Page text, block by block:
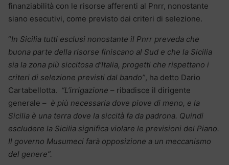
finanziabilità con le risorse afferenti al Pnrr, nonostante
siano esecutivi, come previsto dai criteri di selezione.
“In Sicilia tutti esclusi nonostante il Pnrr preveda che
buona parte della risorse finiscano al Sud e che la Sicilia
sia la zona più siccitosa d’Italia, progetti che rispettano i
criteri di selezione previsti dal bando”, ha detto Dario
Cartabellotta. “L’irrigazione – ribadisce il dirigente
generale – è più necessaria dove piove di meno, e la
Sicilia è una terra dove la siccità fa da padrona. Quindi
escludere la Sicilia significa violare le previsioni del Piano.
Il governo Musumeci farà opposizione a un meccanismo
del genere”.